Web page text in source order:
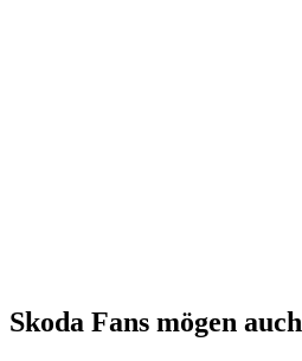
Skoda Fans mögen auch